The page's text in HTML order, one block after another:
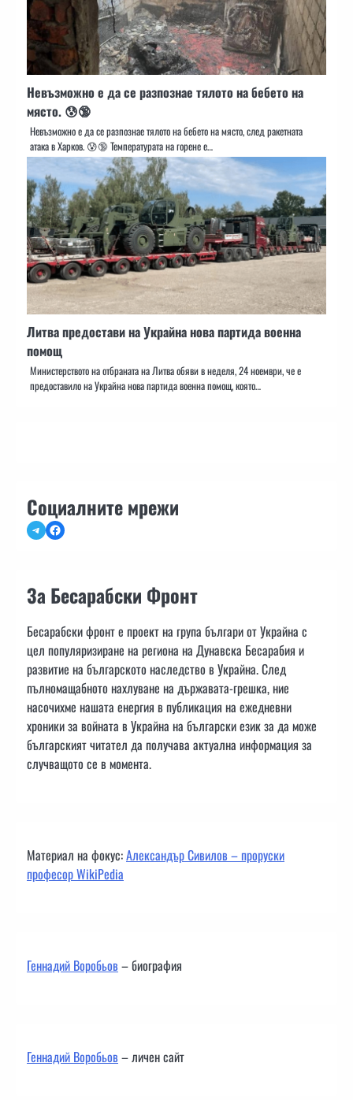
Невъзможно е да се разпознае тялото на бебето на
място. 😰🔞
Невъзможно е да се разпознае тялото на бебето на място, след ракетната
атака в Харков. 😰🔞 Температурата на горене е…
Литва предостави на Украйна нова партида военна
помощ
Министерството на отбраната на Литва обяви в неделя, 24 ноември, че е
предоставило на Украйна нова партида военна помощ, която…
Социалните мрежи
TelegramFacebook
За Бесарабски Фронт
Бесарабски фронт е проект на група българи от Украйна с
цел популяризиране на региона на Дунавска Бесарабия и
развитие на българското наследство в Украйна. След
пълномащабното нахлуване на държавата-грешка, ние
насочихме нашата енергия в публикация на ежедневни
хроники за войната в Украйна на български език за да може
българският читател да получава актуална информация за
случващото се в момента.
Материал на фокус:Александър Сивилов – проруски
професор WikiPedia
Геннадий Воробьов– биография
Геннадий Воробьов– личен сайт